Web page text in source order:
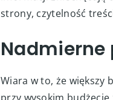
Nawet najlepsza
informacji zniechęcają